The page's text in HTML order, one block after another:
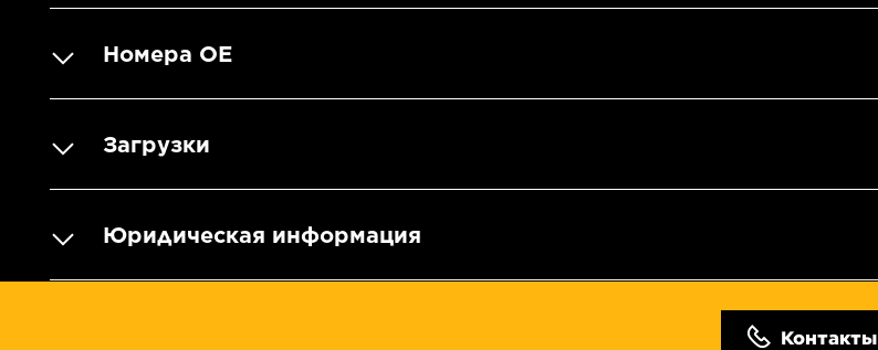
Номера OE
Загрузки
Юридическая информация
Контакты